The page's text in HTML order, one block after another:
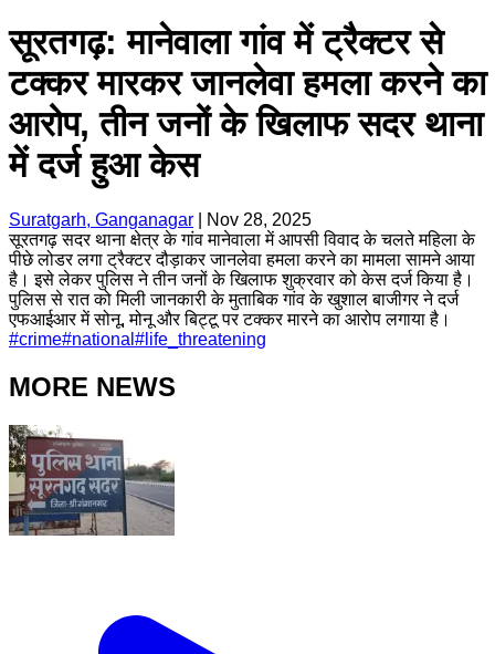
सूरतगढ़: मानेवाला गांव में ट्रैक्टर से
टक्कर मारकर जानलेवा हमला करने का
आरोप, तीन जनों के खिलाफ सदर थाना
में दर्ज हुआ केस
Suratgarh, Ganganagar
Nov 28, 2025
सूरतगढ़ सदर थाना क्षेत्र के गांव मानेवाला में आपसी विवाद के चलते महिला के
पीछे लोडर लगा ट्रैक्टर दौड़ाकर जानलेवा हमला करने का मामला सामने आया
है। इसे लेकर पुलिस ने तीन जनों के खिलाफ शुक्रवार को केस दर्ज किया है।
पुलिस से रात को मिली जानकारी के मुताबिक गांव के खुशाल बाजीगर ने दर्ज
एफआईआर में सोनू, मोनू और बिट्टू पर टक्कर मारने का आरोप लगाया है।
#crime#national # life_threatening
MORE NEWS